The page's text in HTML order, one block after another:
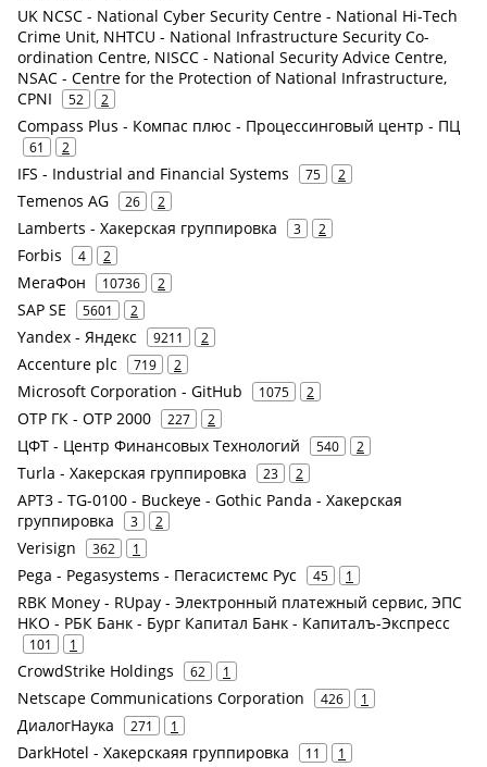
UK NCSC - National Cyber Security Centre - National Hi-Tech
Crime Unit, NHTCU - National Infrastructure Security Co-
ordination Centre, NISCC - National Security Advice Centre,
NSAC - Centre for the Protection of National Infrastructure,
CPNI
52 2
Compass Plus - Компас плюс - Процессинговый центр - ПЦ
61 2
IFS - Industrial and Financial Systems 75 2
Temenos AG 26 2
Lamberts - Хакерская группировка 3 2
Forbis 4 2
МегаФон 10736 2
SAP SE 5601 2
Yandex - Яндекс 9211 2
Accenture plc 719 2
Microsoft Corporation - GitHub 1075 2
ОТР ГК - ОТР 2000 227 2
ЦФТ - Центр Финансовых Технологий 540 2
Turla - Хакерская группировка 23 2
APT3 - TG-0100 - Buckeye - Gothic Panda - Хакерская
группировка
3 2
Verisign 362 1
Pega - Pegasystems - Пегасистемс Рус 45 1
RBK Money - RUpay - Электронный платежный сервис, ЭПС
НКО - РБК Банк - Бург Капитал Банк - Капиталъ-Экспресс
101 1
CrowdStrike Holdings 62 1
Netscape Communications Corporation 426 1
ДиалогНаука 271 1
DarkHotel - Хакерскаяя группировка 11 1